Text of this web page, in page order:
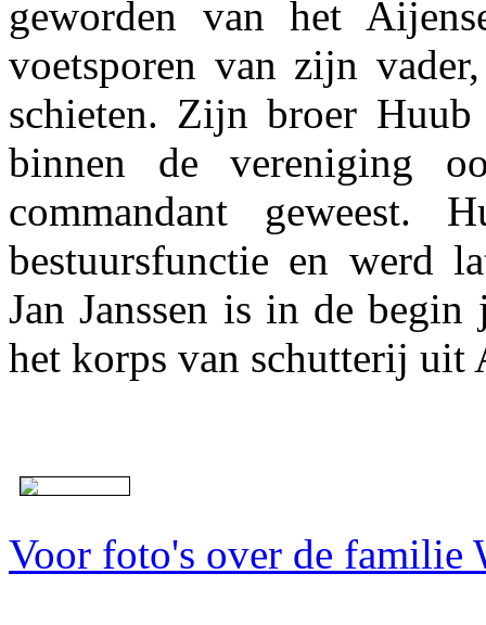
geworden van het
voetsporen van zijn
schieten. Zijn broer
binnen de vereniging
commandant geweest.
bestuursfunctie en werd
Jan Janssen is in de
het korps van schutterij uit
Voor foto's over de familie